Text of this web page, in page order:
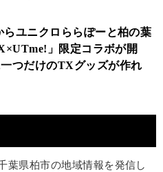
らユニクロららぽーと柏の葉
」限定コラボが開
つだけのTXグッズが作れ
葉県柏市の地域情報を発信し